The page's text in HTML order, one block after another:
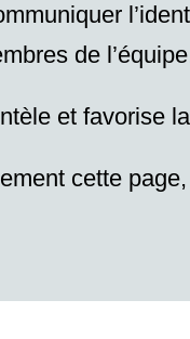
de
et favorise
cette page,